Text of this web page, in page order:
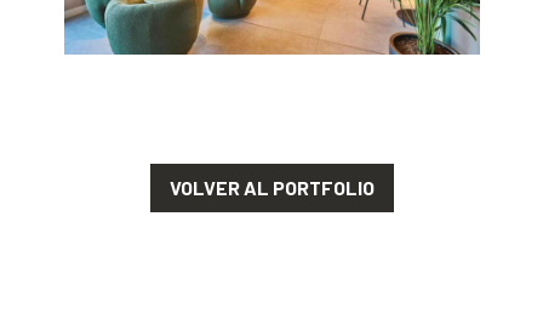
VOLVER AL PORTFOLIO